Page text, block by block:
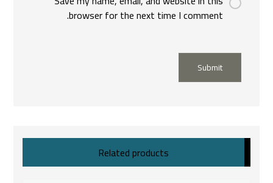
browser for the next time I comment.
Submit
Related products